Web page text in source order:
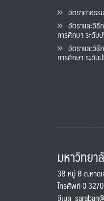
อัตราค่าธรร
อัตราและวิธีก
การศึกษา ระดั
อัตราและวิธีก
การศึกษา ระดั
มหาวิทยา
38 หมู่ 8 ถ.หาด
โทรศัพท์ 0
อีเมล